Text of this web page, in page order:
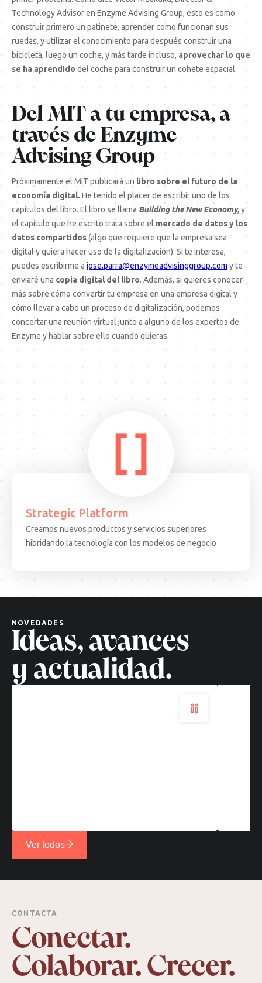
Technology Advisor en Enzyme Advising Group, esto es como
construir primero un patinete, aprender como funcionan sus
ruedas, y utilizar el conocimiento para después construir una
bicicleta, luego un coche, y más tarde incluso, aprovechar lo que
se ha aprendido del coche para construir un cohete espacial.
Del MIT a tu empresa, a
través de Enzyme
Advising Group
Próximamente el MIT publicará un libro sobre el futuro de la
economía digital. He tenido el placer de escribir uno de los
capítulos del libro. El libro se llama Building the New Economy, y
el capítulo que he escrito trata sobre el mercado de datos y los
datos compartidos(algo que requiere que la empresa sea
digital y quiera hacer uso de la digitalización). Si te interesa,
puedes escribirme a jose.parra@enzymeadvisinggroup.com y te
enviaré una copia digital del libro. Además, si quieres conocer
más sobre cómo convertir tu empresa en una empresa digital y
cómo llevar a cabo un proceso de digitalización, podemos
concertar una reunión virtual junto a alguno de los expertos de
Enzyme y hablar sobre ello cuando quieras.
Strategic Platform
Creamos nuevos productos y servicios superiores
hibridando la tecnología con los modelos de negocio
NOVEDADES
Ideas, avances
y actualidad.
ARTICULO 15.08.25
soluciones
un
paradigma
tecnológico
más
Ver todos
CONTACTA
Conectar.
Colaborar. Crecer.